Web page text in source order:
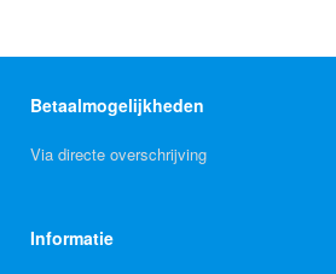
Betaalmogelijkheden
Via directe overschrijving
Informatie